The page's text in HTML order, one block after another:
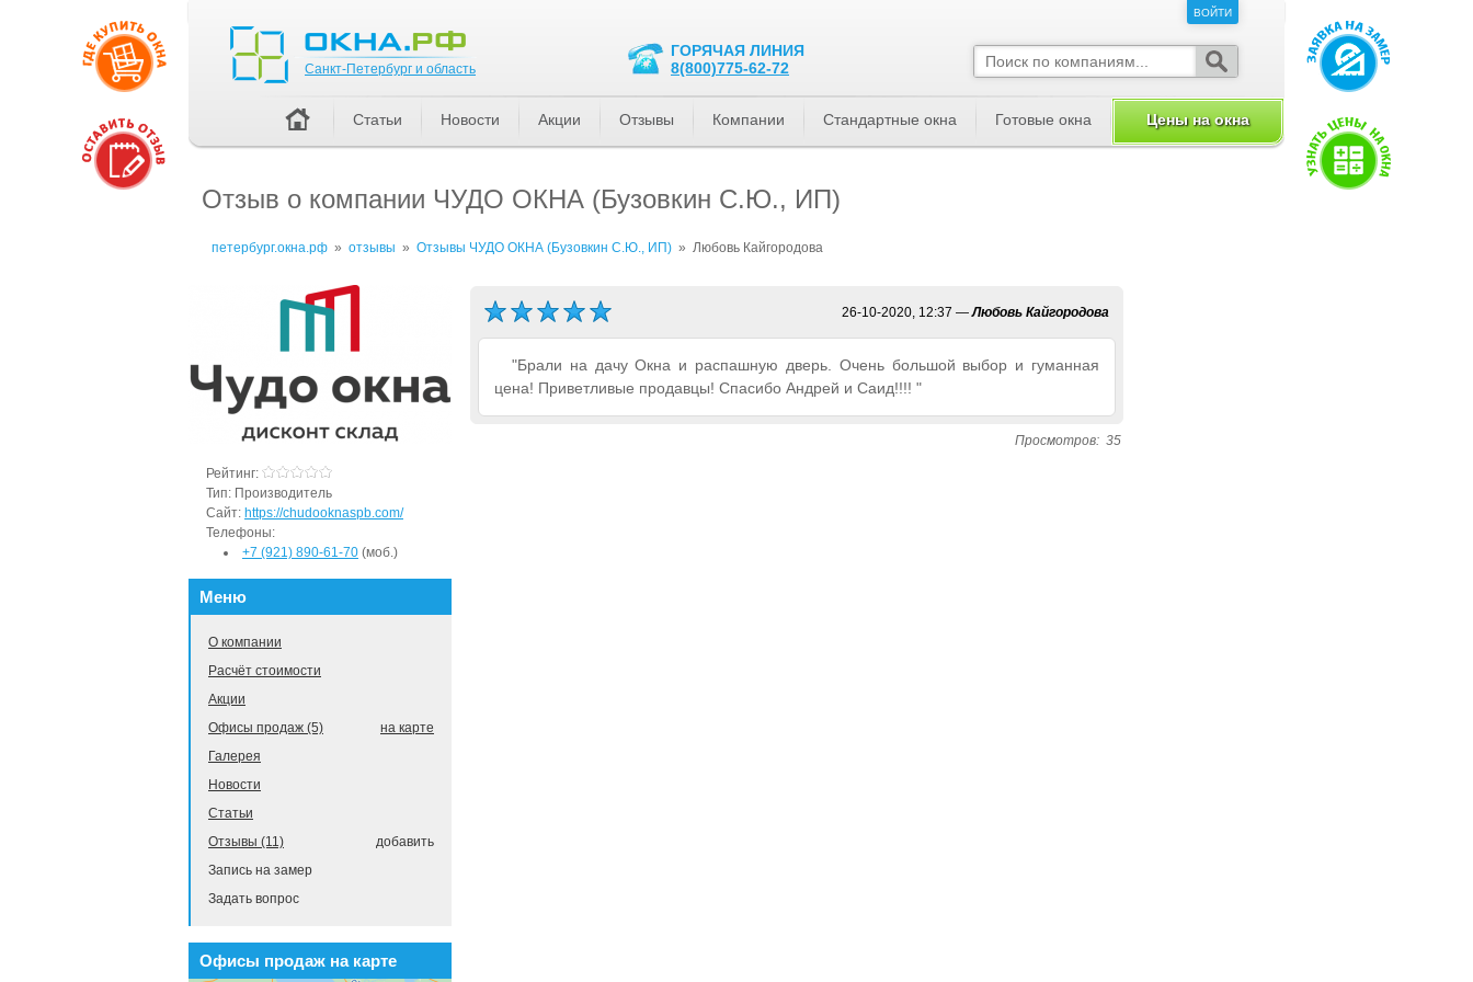
Отзыв о компании ЧУДО ОКНА (Бузовкин С.Ю., ИП)
петербург.окна.рф » отзывы » Отзывы ЧУДО ОКНА (Бузовкин С.Ю., ИП) » Любовь Кайгородова
26-10-2020, 12:37 —Любовь Кайгородова
"Брали на дачу Окна и распашную дверь. Очень большой выбор и гуманная
цена! Приветливые продавцы! Спасибо Андрей и Саид!!!! "
Просмотров: 35
Рейтинг:
Тип: Производитель
Сайт: https://chudooknaspb.com/
Телефоны:
+7 (921) 890-61-70 (моб.)
Меню
О компании
Расчёт стоимости
Акции
на карте
Офисы продаж (5)
Галерея
Новости
Статьи
добавить
Отзывы (11)
Запись на замер
Задать вопрос
Офисы продаж на карте
ВОЙТИ
Санкт-Петербург и область
ГОРЯЧАЯ ЛИНИЯ
8(800)775-62-72
Статьи Новости Акции Отзывы Компании Стандартные окна Готовые окна Цены на окна
ВОЙТИ